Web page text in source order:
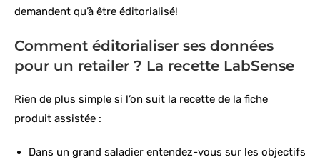
demandent qu’à être éditorialisé!
Comment éditorialiser ses données
pour un retailer ? La recette LabSense
Rien de plus simple si l’on suit la recette de la fiche
produit assistée :
Dans un grand saladier entendez-vous sur les objectifs